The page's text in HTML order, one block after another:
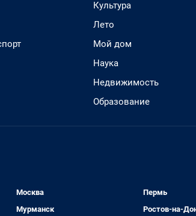
Культура
Лето
Мой дом
Наука
Недвижимость
Образование
Москва
Мурманск
Пермь
Ростов-на-